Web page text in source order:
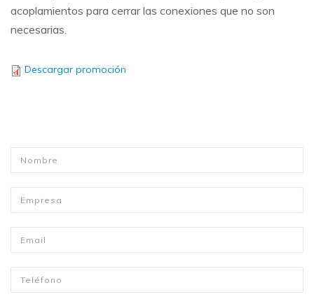
acoplamientos para cerrar las conexiones que no son
necesarias.
Descargar promoción
Nombre
Empresa
Email *
Telefono